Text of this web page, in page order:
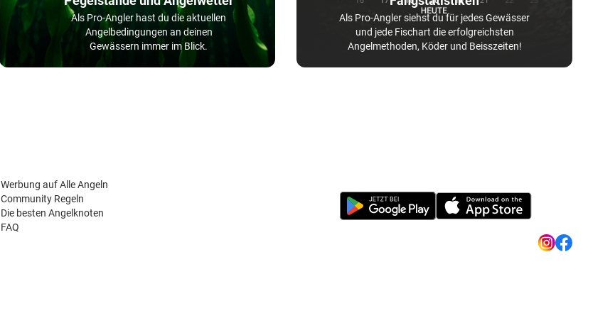
Als Pro-Angler hast du die aktuellen
Angelbedingungen an deinen
Gewässern immer im Blick.
Als Pro-Angler siehst du für jedes Gewässer
und jede Fischart die erfolgreichsten
Angelmethoden, Köder und Beisszeiten!
Werbung auf Alle Angeln
Community Regeln
Die besten Angelknoten
FAQ